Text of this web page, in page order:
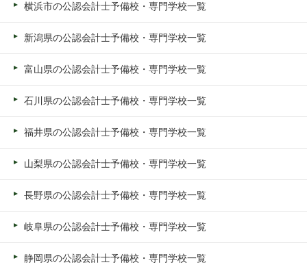
横浜市の公認会計士予備校・専門学校一覧
新潟県の公認会計士予備校・専門学校一覧
富山県の公認会計士予備校・専門学校一覧
石川県の公認会計士予備校・専門学校一覧
福井県の公認会計士予備校・専門学校一覧
山梨県の公認会計士予備校・専門学校一覧
長野県の公認会計士予備校・専門学校一覧
岐阜県の公認会計士予備校・専門学校一覧
静岡県の公認会計士予備校・専門学校一覧